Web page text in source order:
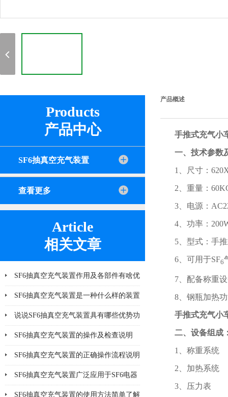
Products
产品中心
SF6抽真空充气装置
查看更多
Article
相关文章
SF6抽真空充气装置作用及各部件有啥优
势
SF6抽真空充气装置是一种什么样的装置
说说SF6抽真空充气装置具有哪些优势功
能呢
SF6抽真空充气装置的操作及检查说明
SF6抽真空充气装置的正确操作流程说明
SF6抽真空充气装置广泛应用于SF6电器
产品
SF6抽真空充气装置的使用方法简单了解
产品概述
手推式充气小
一、技术参数
1、尺寸：
2、重量：
3、电源：
4、功率：
5、型式：手
6、可用于SF6
7、配备称重
8、钢瓶加热
手推式充气小
二、设备组成
1、称重系统
2、加热系统
3、压力表